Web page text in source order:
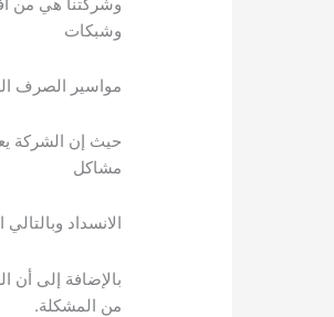
وشبكات
مواسير الصرف
حيث إن الشركة
مشاكل
الانسداد
بالإضافة إلى أن
من المشكلة.